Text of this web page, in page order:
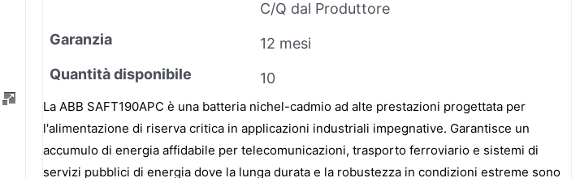
C/Q dal Produttore
Garanzia
12 mesi
Quantità disponibile
10
La ABB SAFT190APC è una batteria nichel-cadmio ad alte prestazioni progettata per
l'alimentazione di riserva critica in applicazioni industriali impegnative. Garantisce un
accumulo di energia affidabile per telecomunicazioni, trasporto ferroviario e sistemi di
servizi pubblici di energia dove la lunga durata e la robustezza in condizioni estreme sono